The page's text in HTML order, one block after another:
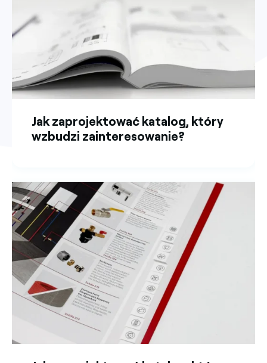
Jak zaprojektować katalog, który
wzbudzi zainteresowanie?